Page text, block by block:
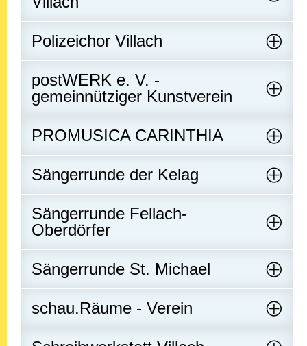
Polizeichor Villach
postWERK e. V. -
gemeinnütziger Kunstverein
PROMUSICA CARINTHIA
Sängerrunde der Kelag
Sängerrunde Fellach-
Oberdörfer
Sängerrunde St. Michael
schau.Räume - Verein